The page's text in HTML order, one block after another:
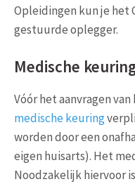
Opleidingen kun je het
gestuurde oplegger.
Medische
Vóór het aanvragen
medische keuring
worden door een
eigen huisarts). Het
Noodzakelijk hiervoor